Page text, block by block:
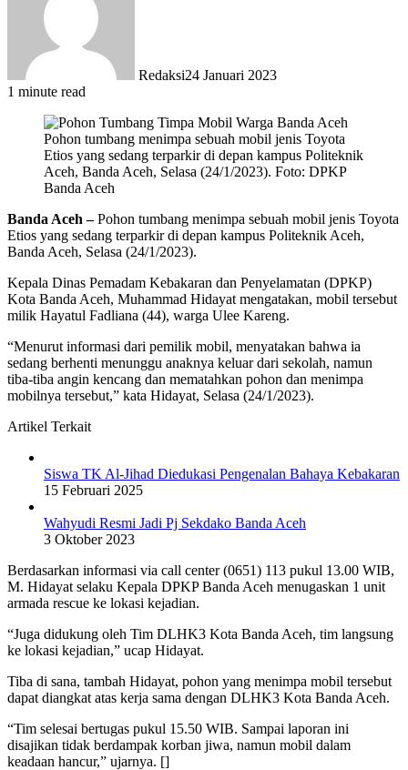
Redaksi24 Januari 2023
1 minute read
Pohon tumbang menimpa sebuah mobil jenis Toyota
Etios yang sedang terparkir di depan kampus Politeknik
Aceh, Banda Aceh, Selasa (24/1/2023). Foto: DPKP
Banda Aceh
Banda Aceh –Pohon tumbang menimpa sebuah mobil jenis Toyota
Etios yang sedang terparkir di depan kampus Politeknik Aceh,
Banda Aceh, Selasa (24/1/2023).
Kepala Dinas Pemadam Kebakaran dan Penyelamatan (DPKP)
Kota Banda Aceh, Muhammad Hidayat mengatakan, mobil tersebut
milik Hayatul Fadliana (44), warga Ulee Kareng.
“Menurut informasi dari pemilik mobil, menyatakan bahwa ia
sedang berhenti menunggu anaknya keluar dari sekolah, namun
tiba-tiba angin kencang dan mematahkan pohon dan menimpa
mobilnya tersebut,” kata Hidayat, Selasa (24/1/2023).
Artikel Terkait
Siswa TK Al-Jihad Diedukasi Pengenalan Bahaya Kebakaran
15 Februari 2025
Wahyudi Resmi Jadi Pj Sekdako Banda Aceh
3 Oktober 2023
Berdasarkan informasi via call center (0651) 113 pukul 13.00 WIB,
M. Hidayat selaku Kepala DPKP Banda Aceh menugaskan 1 unit
armada rescue ke lokasi kejadian.
“Juga didukung oleh Tim DLHK3 Kota Banda Aceh, tim langsung
ke lokasi kejadian,” ucap Hidayat.
Tiba di sana, tambah Hidayat, pohon yang menimpa mobil tersebut
dapat diangkat atas kerja sama dengan DLHK3 Kota Banda Aceh.
“Tim selesai bertugas pukul 15.50 WIB. Sampai laporan ini
disajikan tidak berdampak korban jiwa, namun mobil dalam
keadaan hancur,” ujarnya. []